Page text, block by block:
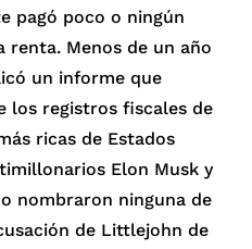
pagó poco o ningún
renta. Menos de un año
un informe que
los registros fiscales de
ricas de Estados
Elon Musk y
nombraron ninguna de
de Littlejohn de